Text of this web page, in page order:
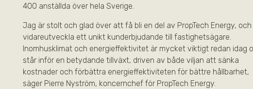
400 anställda över hela Sverige.
Jag är stolt och glad över att få bli en del av PropTech Energy,
vidareutveckla ett unikt kunderbjudande till fastighetsägare.
Inomhusklimat och energieffektivitet är mycket viktigt redan idag
står inför en betydande tillväxt, driven av både viljan att sänka
kostnader och förbättra energieffektiviteten för bättre hållbarhet,
säger Pierre Nyström, koncernchef för PropTech Energy.